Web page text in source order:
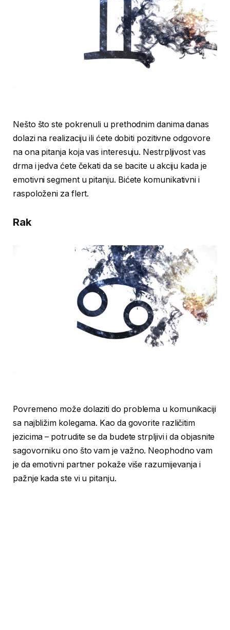
Nešto što ste pokrenuli u prethodnim danima danas
dolazi na realizaciju ili ćete dobiti pozitivne odgovore
na ona pitanja koja vas interesuju. Nestrpljivost vas
drma i jedva ćete čekati da se bacite u akciju kada je
emotivni segment u pitanju. Bićete komunikativni i
raspoloženi za flert.
Rak
Povremeno može dolaziti do problema u komunikaciji
sa najbližim kolegama. Kao da govorite različitim
jezicima – potrudite se da budete strpljivi i da objasnite
sagovorniku ono što vam je važno. Neophodno vam
je da emotivni partner pokaže više razumijevanja i
pažnje kada ste vi u pitanju.